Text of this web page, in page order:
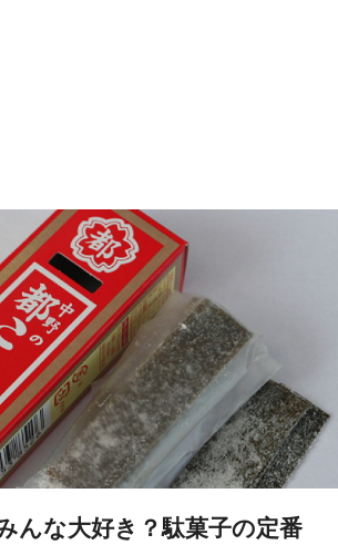
んな大好き？駄菓子の定番